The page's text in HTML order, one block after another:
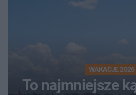
WAKACJE 2026
To najmniejsze